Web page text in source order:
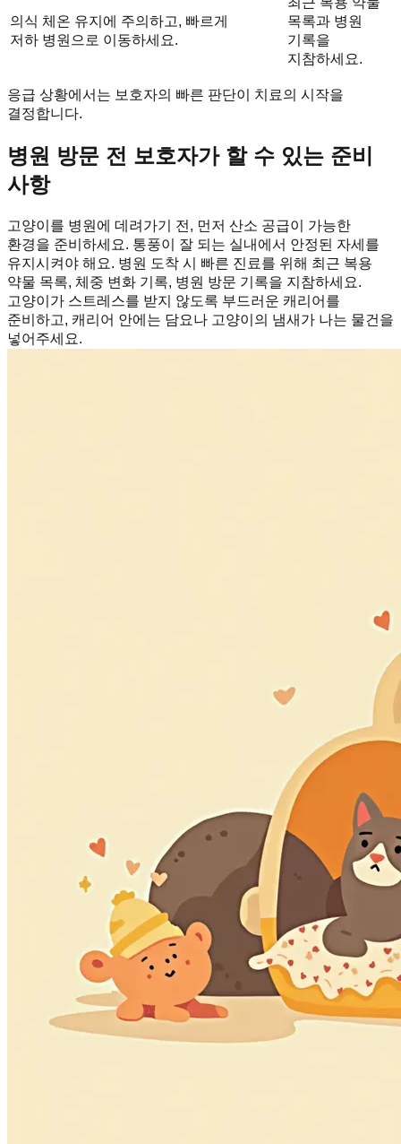
의식
저하
체온 유지에 주의하고, 빠르게
병원으로 이동하세요.
목록과 병원
기록을
지참하세요.
응급 상황에서는 보호자의 빠른 판단이 치료의 시작을
결정합니다.
병원 방문 전 보호자가 할 수 있는 준비
사항
고양이를 병원에 데려가기 전, 먼저 산소 공급이 가능한
환경을 준비하세요. 통풍이 잘 되는 실내에서 안정된 자세를
유지시켜야 해요. 병원 도착 시 빠른 진료를 위해 최근 복용
약물 목록, 체중 변화 기록, 병원 방문 기록을 지참하세요.
고양이가 스트레스를 받지 않도록 부드러운 캐리어를
준비하고, 캐리어 안에는 담요나 고양이의 냄새가 나는 물건을
넣어주세요.